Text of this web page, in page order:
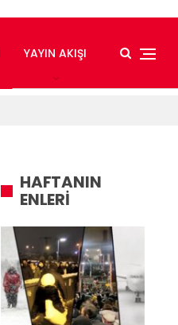
YAYIN AKIŞI
HAFTANIN
ENLERİ